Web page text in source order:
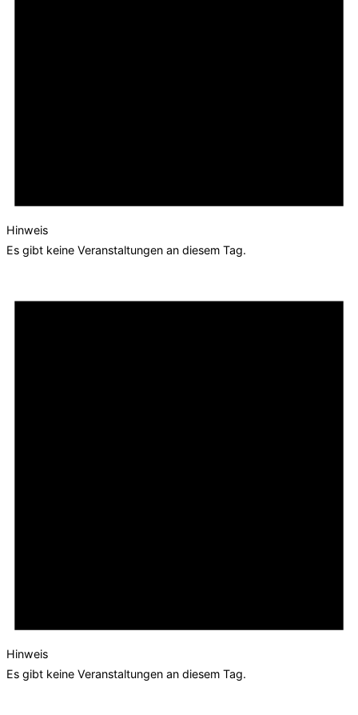
Hinweis
Es gibt keine Veranstaltungen an diesem Tag.
Hinweis
Es gibt keine Veranstaltungen an diesem Tag.